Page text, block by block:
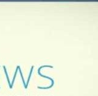
и быстро —